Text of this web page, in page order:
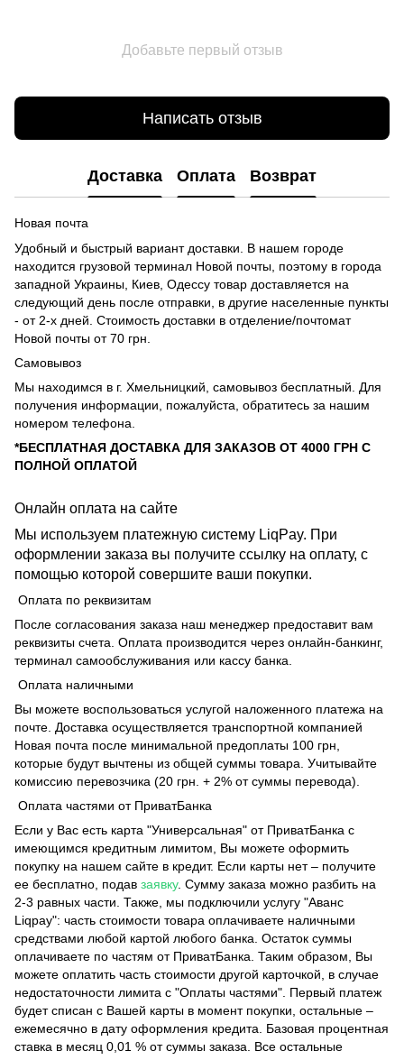
Добавьте первый отзыв
Написать отзыв
Доставка Оплата Возврат
Новая почта
Удобный и быстрый вариант доставки. В нашем городе
находится грузовой терминал Новой почты, поэтому в города
западной Украины, Киев, Одессу товар доставляется на
следующий день после отправки, в другие населенные пункты
- от 2-х дней. Стоимость доставки в отделение/почтомат
Новой почты от 70 грн.
Самовывоз
Мы находимся в г. Хмельницкий, самовывоз бесплатный. Для
получения информации, пожалуйста, обратитесь за нашим
номером телефона.
*БЕСПЛАТНАЯ ДОСТАВКА ДЛЯ ЗАКАЗОВ ОТ 4000 ГРН С
ПОЛНОЙ ОПЛАТОЙ
Онлайн оплата на сайте
Мы используем платежную систему LiqPay. При
оформлении заказа вы получите ссылку на оплату, с
помощью которой совершите ваши покупки.
Оплата по реквизитам
После согласования заказа наш менеджер предоставит вам
реквизиты счета. Оплата производится через онлайн-банкинг,
терминал самообслуживания или кассу банка.
Оплата наличными
Вы можете воспользоваться услугой наложенного платежа на
почте. Доставка осуществляется транспортной компанией
Новая почта после минимальной предоплаты 100 грн,
которые будут вычтены из общей суммы товара. Учитывайте
комиссию перевозчика (20 грн. + 2% от суммы перевода).
Оплата частями от ПриватБанка
Если у Вас есть карта "Универсальная" от ПриватБанка с
имеющимся кредитным лимитом, Вы можете оформить
покупку на нашем сайте в кредит. Если карты нет – получите
ее бесплатно, подав заявку. Сумму заказа можно разбить на
2-3 равных части. Также, мы подключили услугу "Аванс
Liqpay": часть стоимости товара оплачиваете наличными
средствами любой картой любого банка. Остаток суммы
оплачиваете по частям от ПриватБанка. Таким образом, Вы
можете оплатить часть стоимости другой карточкой, в случае
недостаточности лимита с "Оплаты частями". Первый платеж
будет списан с Вашей карты в момент покупки, остальные –
ежемесячно в дату оформления кредита. Базовая процентная
ставка в месяц 0,01 % от суммы заказа. Все остальные